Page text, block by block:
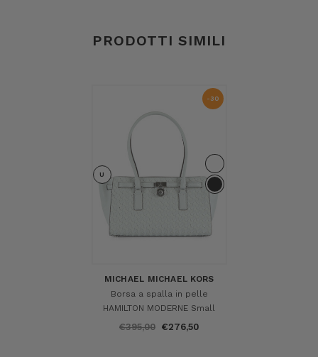
PRODOTTI SIMILI
-30
U
MICHAEL MICHAEL KORS
Borsa a spalla in pelle
HAMILTON MODERNE Small
€395,00 €276,50